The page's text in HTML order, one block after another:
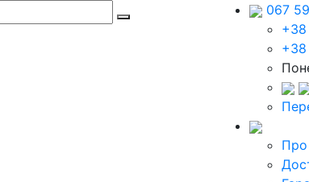
067
Про